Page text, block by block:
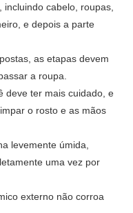
cabelo, roupas,
e depois a parte
as etapas devem
a roupa.
deve ter mais cuidado, e
o rosto e as mãos
levemente úmida,
uma vez por
externo não corroa